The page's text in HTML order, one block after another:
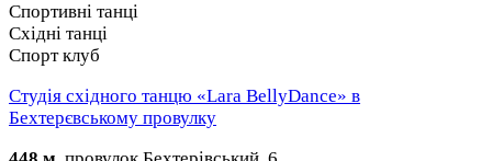
Спортивні танці
Східні танці
Спорт клуб
Студія східного танцю «Lara BellyDance» в
Бехтерєвському провулку